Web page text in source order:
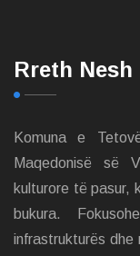
Rreth Nesh
Komuna e
Maqedonisë së
kulturore të pasur,
bukura.
infrastrukturës dhe